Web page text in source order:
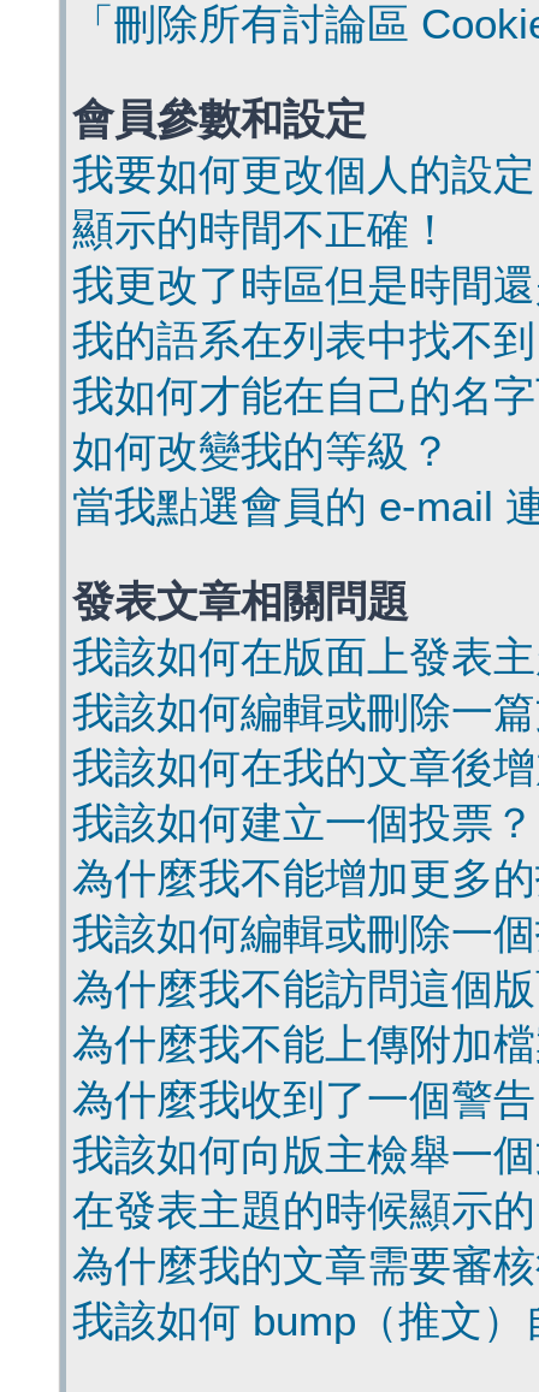
「刪除所有討論區
會員參數和設定
我要如何更改個人的設
顯示的時間不正確！
我更改了時區但是時間
我的語系在列表中找不
我如何才能在自己的名
如何改變我的等級？
當我點選會員的 e-mail
發表文章相關問題
我該如何在版面上發表
我該如何編輯或刪除一
我該如何在我的文章後
我該如何建立一個投票？
為什麼我不能增加更多
我該如何編輯或刪除一
為什麼我不能訪問這個
為什麼我不能上傳附加
為什麼我收到了一個警
我該如何向版主檢舉一
在發表主題的時候顯示
為什麼我的文章需要審
我該如何 bump（推文